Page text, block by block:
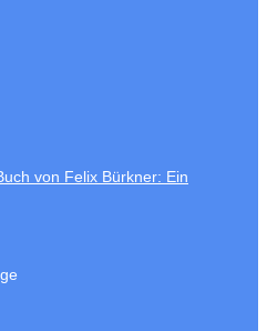
von Felix Bürkner: Ein